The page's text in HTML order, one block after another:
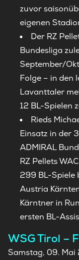
zuvor
eigenen
Der RZ
Bundesliga
September/
Folge – in den
Lavanttaler
12 BL-Spielen
Rieds
Einsatz in der
ADMIRAL
RZ Pellets
299 BL-Spiele
Austria
Kärntner in
ersten BL-
WSG Tirol –
Samstag, 09. Mai